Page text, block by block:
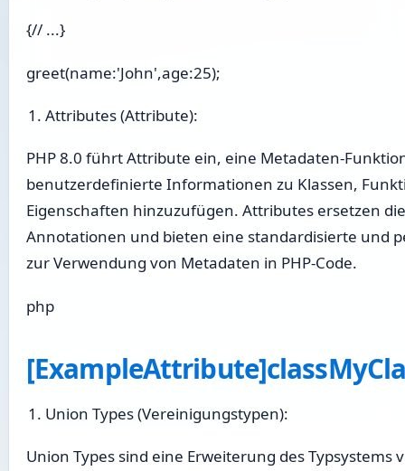
{// ...}
greet(name:'John',age:25);
Attributes (Attribute):
PHP 8.0 führt Attribute ein, eine Metadaten-
benutzerdefinierte Informationen zu Klassen,
Eigenschaften hinzuzufügen. Attributes ersetzen
Annotationen und bieten eine standardisierte und
zur Verwendung von Metadaten in PHP-Code.
php
Union Types (Vereinigungstypen):
Union Types sind eine Erweiterung des Typsystems